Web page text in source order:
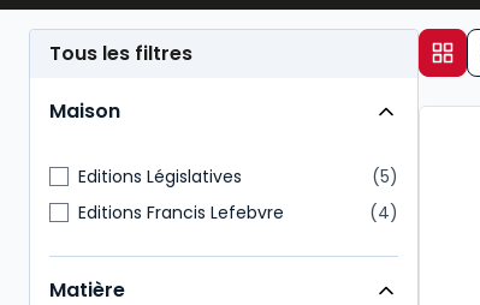
Tous les filtres
Maison
Editions Législatives
5
Editions Francis Lefebvre
4
Matière